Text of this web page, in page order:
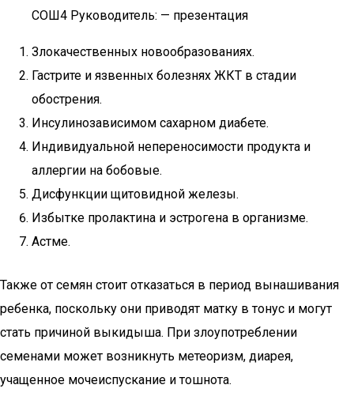
СОШ4 Руководитель: — презентация
Злокачественных новообразованиях.
Гастрите и язвенных болезнях ЖКТ в стадии
обострения.
Инсулинозависимом сахарном диабете.
Индивидуальной непереносимости продукта и
аллергии на бобовые.
Дисфункции щитовидной железы.
Избытке пролактина и эстрогена в организме.
Астме.
Также от семян стоит отказаться в период вынашивания
ребенка, поскольку они приводят матку в тонус и могут
стать причиной выкидыша. При злоупотреблении
семенами может возникнуть метеоризм, диарея,
учащенное мочеиспускание и тошнота.